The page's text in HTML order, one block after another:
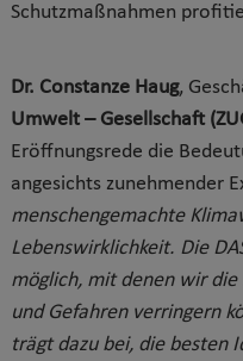
Schutzmaßnahmen
Dr. Constanze Haug,
Umwelt – Gesellschaft
Eröffnungsrede die
angesichts zunehmender
menschengemachte
Lebenswirklichkeit. Die
möglich, mit denen wir
und Gefahren verringern
trägt dazu bei, die besten